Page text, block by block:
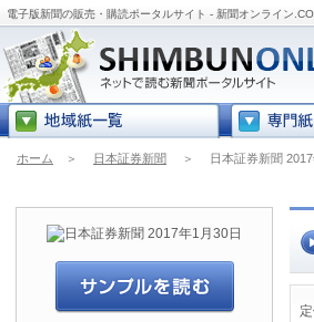
電子版新聞の販売・購読ポータルサイト - 新聞オンライン
ホーム ＞ 日本証券新聞 ＞ 日本証券新聞